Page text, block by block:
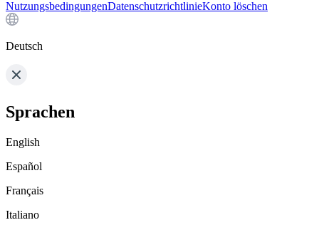
NutzungsbedingungenDatenschutzrichtlinieKonto löschen
Deutsch
Sprachen
English
Español
Français
Italiano